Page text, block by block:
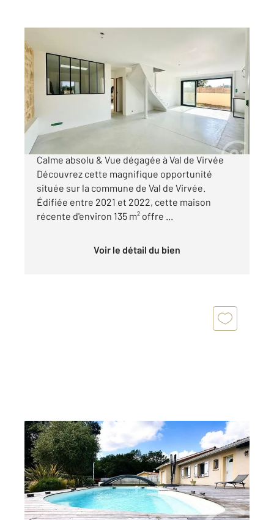
134,14 m , 5 pièces
Ref : 783
Maison à vendre
283 000 €
Maison contemporaine 135 m² à fort potentiel
Calme absolu & Vue dégagée à Val de Virvée
Découvrez cette magnifique opportunité
située sur la commune de Val de Virvée.
Édifiée entre 2021 et 2022, cette maison
récente d'environ 135 m² offre ...
Voir le détail du bien
LA LANDE DE FRONSAC 33
167,88 m2, 6 pièces
Ref : 690
Maison à vendre
387 000 €